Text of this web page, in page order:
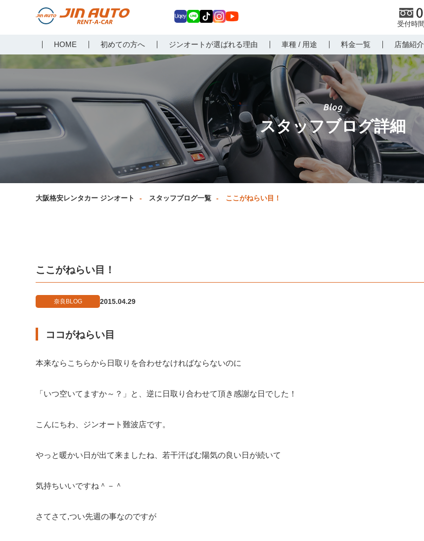
らジンオートレンタカー
HOME 初めての方へ ジンオートが選ばれる理由 車種 / 用途 料金一覧 店舗紹介
ey E
Tokagr
am
uT
ub
スタッフブログ詳細
大阪格安レンタカー ジンオート スタッフブログ一覧 ここがねらい目！
ここがねらい目！
奈良BLOG 2015.04.29
ココがねらい目
本来ならこちらから日取りを合わせなければならないのに
「いつ空いてますか～？」と、逆に日取り合わせて頂き感謝な日でした！
こんにちわ、ジンオート難波店です。
やっと暖かい日が出て来ましたね、若干汗ばむ陽気の良い日が続いて
気持ちいいですね＾－＾
さてさて,つい先週の事なのですが